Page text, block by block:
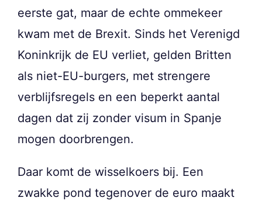
eerste gat, maar de echte ommekeer
kwam met de Brexit. Sinds het Verenigd
Koninkrijk de EU verliet, gelden Britten
als niet-EU-burgers, met strengere
verblijfsregels en een beperkt aantal
dagen dat zij zonder visum in Spanje
mogen doorbrengen.
Daar komt de wisselkoers bij. Een
zwakke pond tegenover de euro maakt